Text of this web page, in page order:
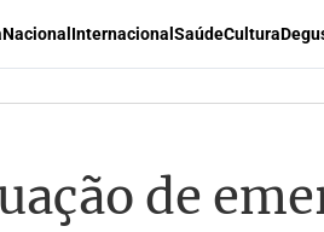
Nacional Internacional SaúdeCultura
de